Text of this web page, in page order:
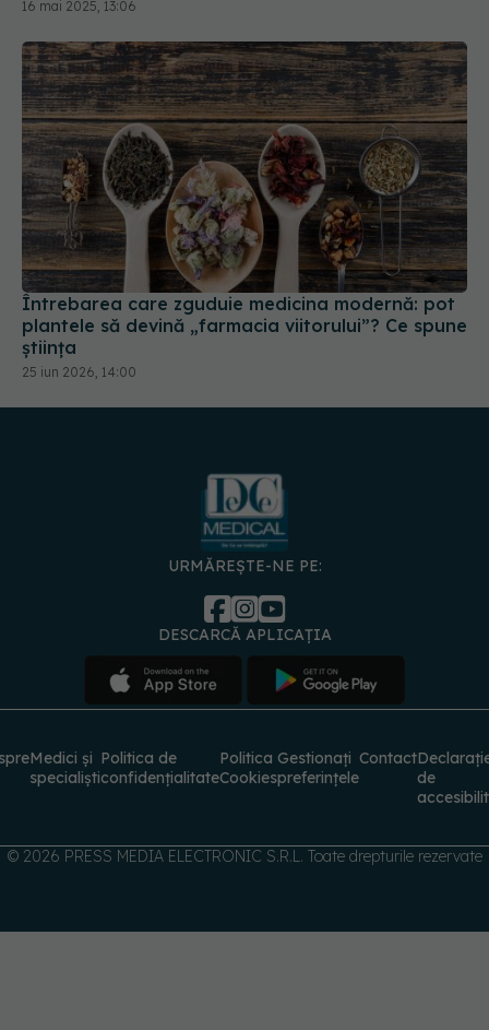
Întrebarea care zguduie medicina modernă: pot
plantele să devină „farmacia viitorului”? Ce spune
știința
25 iun 2026, 14:00
DESCARCĂ APLICAȚIA
confidențialitate
Politica
preferințele
Contact
© 2026 PRESS MEDIA ELECTRONIC S.R.L. Toate drepturile rezervate